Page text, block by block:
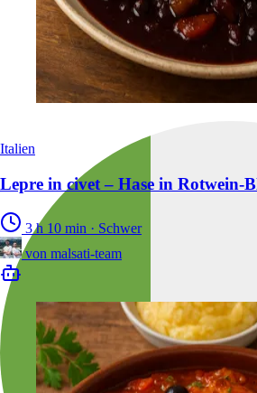
Italien
Lepre in civet – Hase in Rotwein-
3 h 10 min · Schwer
von malsati-team